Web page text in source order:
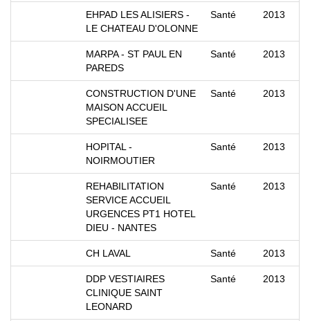
EHPAD LES ALISIERS -
LE CHATEAU D'OLONNE
Santé 2013
MARPA - ST PAUL EN
PAREDS
Santé 2013
CONSTRUCTION D'UNE
MAISON ACCUEIL
SPECIALISEE
Santé 2013
HOPITAL -
NOIRMOUTIER
Santé 2013
REHABILITATION
SERVICE ACCUEIL
URGENCES PT1 HOTEL
DIEU - NANTES
Santé 2013
CH LAVAL Santé 2013
DDP VESTIAIRES
CLINIQUE SAINT
LEONARD
Santé 2013